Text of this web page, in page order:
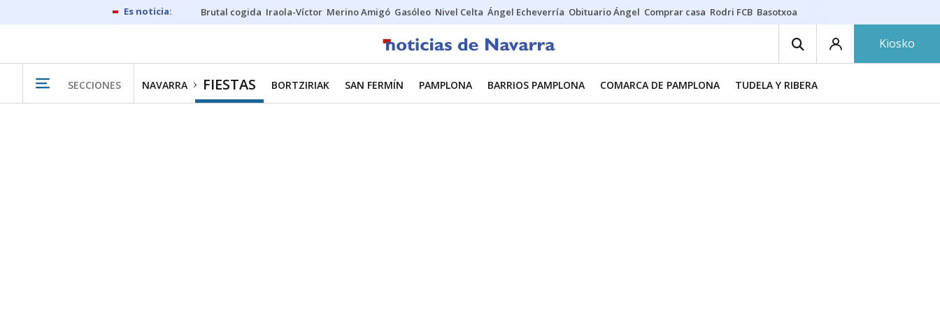
Brutal cogida Iraola-Víctor Merino Amigó Gasóleo Nivel Celta Ángel Echeverría Obituario Ángel Comprar casa Rodri FCB Basotxoa
Kiosko
SECCIONES NAVARRA FIESTAS BORTZIRIAK SAN FERMÍN PAMPLONA BARRIOS PAMPLONA COMARCA DE PAMPLONA TUDELA Y RIBERA